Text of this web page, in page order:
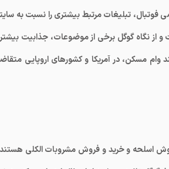
تبلیغات مرتبط بیشتری را نسبت به
از نگاه گوگل برخی از موضوعات، جذابیت
وام مسکن، در آمریکا و کشورهای اروپایی
اسلحه و خرید و فروش مشروبات الکلی هستند